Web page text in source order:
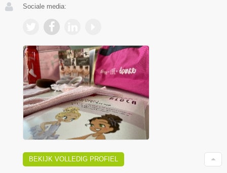
Sociale media:
BEKIJK VOLLEDIG PROFIEL